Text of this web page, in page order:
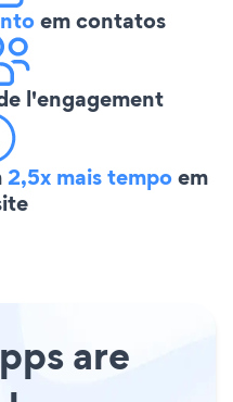
em contatos
l'engagement
2,5x mais tempoem
are